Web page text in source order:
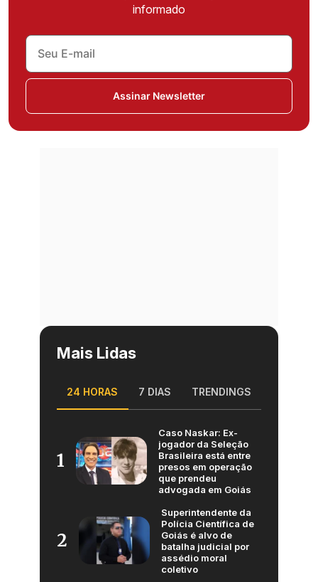
informado
Assinar Newsletter
Mais Lidas
24 HORAS 7 DIAS TRENDINGS
1
Caso Naskar: Ex-
jogador da Seleção
Brasileira está entre
presos em operação
que prendeu
advogada em Goiás
2
Superintendente da
Polícia Científica de
Goiás é alvo de
batalha judicial por
assédio moral
coletivo